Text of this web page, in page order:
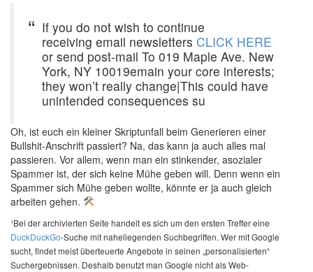
If you do not wish to continue
receiving email newsletters CLICK HERE
or send post-mail To 019 Maple Ave. New
York, NY 10019emain your core interests;
they won’t really change|This could have
unintended consequences su
Oh, ist euch ein kleiner Skriptunfall beim Generieren einer
Bullshit-Anschrift passiert? Na, das kann ja auch alles mal
passieren. Vor allem, wenn man ein stinkender, asozialer
Spammer ist, der sich keine Mühe geben will. Denn wenn ein
Spammer sich Mühe geben wollte, könnte er ja auch gleich
arbeiten gehen.
¹Bei der archivierten Seite handelt es sich um den ersten Treffer eine
DuckDuckGo-Suche mit naheliegenden Suchbegriffen. Wer mit Google
sucht, findet meist überteuerte Angebote in seinen „personalisierten“
Suchergebnissen. Deshalb benutzt man Google nicht als Web-